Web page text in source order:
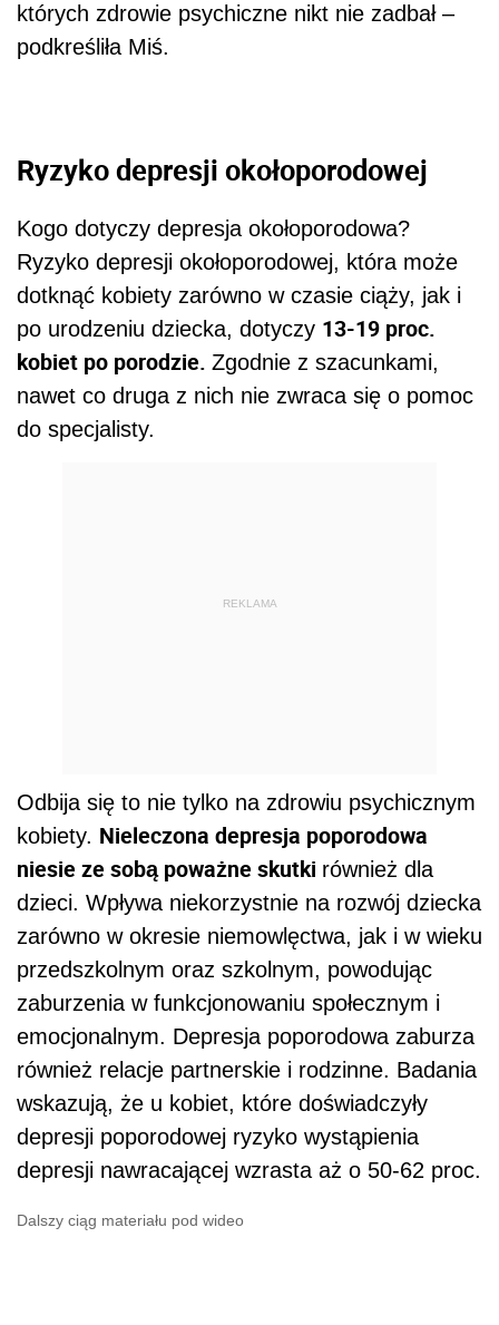
których zdrowie psychiczne nikt nie zadbał –
podkreśliła Miś.
Ryzyko depresji okołoporodowej
Kogo dotyczy depresja okołoporodowa?
Ryzyko depresji okołoporodowej, która może
dotknąć kobiety zarówno w czasie ciąży, jak i
po urodzeniu dziecka, dotyczy 13-19 proc.
kobiet po porodzie. Zgodnie z szacunkami,
nawet co druga z nich nie zwraca się o pomoc
do specjalisty.
REKLAMA
Odbija się to nie tylko na zdrowiu psychicznym
kobiety. Nieleczona depresja poporodowa
niesie ze sobą poważne skutki również dla
dzieci. Wpływa niekorzystnie na rozwój dziecka
zarówno w okresie niemowlęctwa, jak i w wieku
przedszkolnym oraz szkolnym, powodując
zaburzenia w funkcjonowaniu społecznym i
emocjonalnym. Depresja poporodowa zaburza
również relacje partnerskie i rodzinne. Badania
wskazują, że u kobiet, które doświadczyły
depresji poporodowej ryzyko wystąpienia
depresji nawracającej wzrasta aż o 50-62 proc.
Dalszy ciąg materiału pod wideo